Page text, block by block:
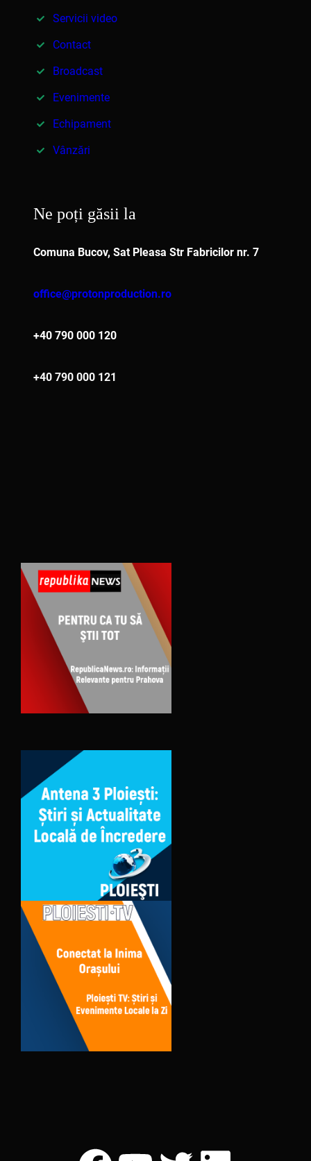
Servicii video
Contact
Broadcast
Evenimente
Echipament
Vânzări
Ne poți găsii la
Comuna Bucov, Sat Pleasa Str Fabricilor nr. 7
office@protonproduction.ro
+40 790 000 120
+40 790 000 121